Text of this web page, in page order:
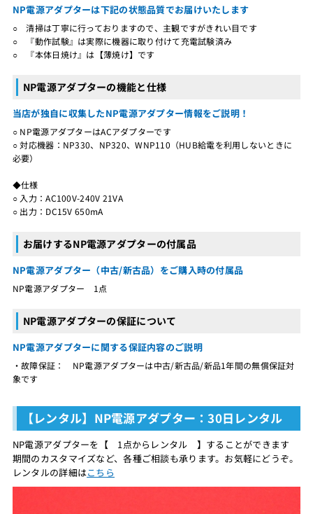
NP電源アダプターは下記の状態品質でお届けいたします
○ 清掃は丁寧に行っておりますので、主観ですがきれい目です
○ 『動作試験』は実際に機器に取り付けて充電試験済み
○ 『本体日焼け』は【薄焼け】です
NP電源アダプターの機能と仕様
当店が独自に収集したNP電源アダプター情報をご説明！
○ NP電源アダプターはACアダプターです
○ 対応機器：NP330、NP320、WNP110（HUB給電を利用しないときに
必要）
◆仕様
○ 入力：AC100V-240V 21VA
○ 出力：DC15V 650mA
お届けするNP電源アダプターの付属品
NP電源アダプター（中古/新古品）をご購入時の付属品
NP電源アダプター 1点
NP電源アダプターの保証について
NP電源アダプターに関する保証内容のご説明
・故障保証： NP電源アダプターは中古/新古品/新品1年間の無償保証対
象です
【レンタル】NP電源アダプター：30日レンタル
NP電源アダプターを【 1点からレンタル 】することができます
期間のカスタマイズなど、各種ご相談も承ります。お気軽にどうぞ。
レンタルの詳細はこちら